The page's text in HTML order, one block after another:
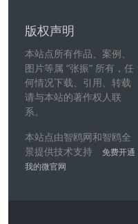
版权声明
本站点所有作品、案例、
图片等属 “张振” 所有，任
何情况下载、引用、转载
请与本站的著作权人联
系。
本站点由智鸥网和智鸥全
景提供技术支持
免费开通
我的微官网